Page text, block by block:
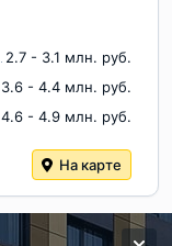
2.7 - 3.1 млн. руб.
3.6 - 4.4 млн. руб.
4.6 - 4.9 млн. руб.
На карте